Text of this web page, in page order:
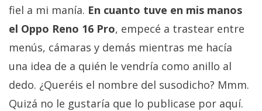
fiel a mi manía. En cuanto tuve en mis manos
el Oppo Reno 16 Pro, empecé a trastear entre
menús, cámaras y demás mientras me hacía
una idea de a quién le vendría como anillo al
dedo. ¿Queréis el nombre del susodicho? Mmm.
Quizá no le gustaría que lo publicase por aquí.